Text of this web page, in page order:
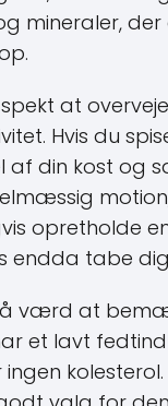
mineraler,
at
Hvis du
af din kost og
opretholde
endda tabe dig.
værd at
et lavt
valg for